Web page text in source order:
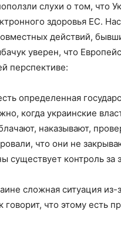
слухи о том, что
здоровья ЕС.
действий,
уверен, что
перспективе:
определенная
когда украинские
наказывают,
что они не
существует контроль за
сложная ситуация
говорит, что этому есть